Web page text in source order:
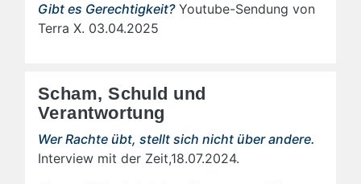
Gibt es Gerechtigkeit?Youtube-Sendung von
Terra X. 03.04.2025
Scham, Schuld und
Verantwortung
Wer Rachte übt, stellt sich nicht über andere.
Interview mit der Zeit,18.07.2024.